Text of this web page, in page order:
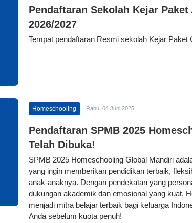
Pendaftaran Sekolah Kejar
2026/2027
Tempat pendaftaran Resmi sekolah Kejar Paket
Homeschooling Rabu, 04 Juni 2025
Pendaftaran SPMB 2025
Telah Dibuka!
SPMB 2025 Homeschooling Global Mandiri
yang ingin memberikan pendidikan terbaik,
anak-anaknya. Dengan pendekatan yang
dukungan akademik dan emosional yang kuat,
menjadi mitra belajar terbaik bagi keluarga
Anda sebelum kuota penuh!